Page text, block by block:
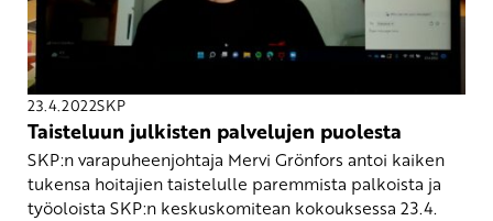
23.4.2022SKP
Taisteluun julkisten palvelujen puolesta
SKP:n varapuheenjohtaja Mervi Grönfors antoi kaiken
tukensa hoitajien taistelulle paremmista palkoista ja
työoloista SKP:n keskuskomitean kokouksessa 23.4.